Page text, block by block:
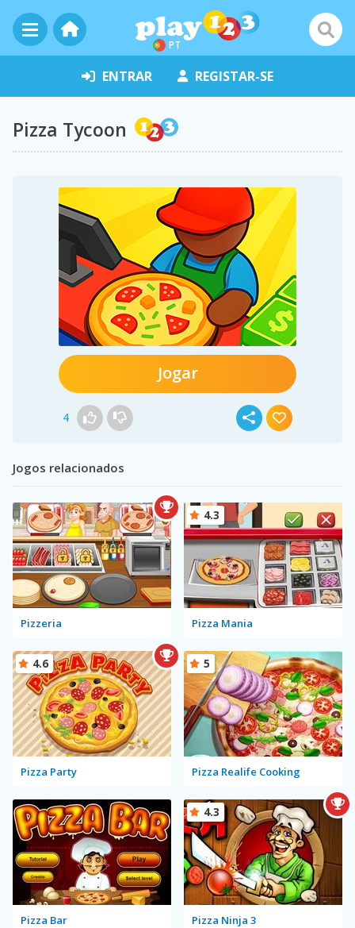
PT
ENTRAR REGISTAR-SE
Pizza Tycoon
Jogar
4
Jogos relacionados
Pizzeria Pizza Mania
4.3
Pizza Party
4.6
Pizza Realife Cooking
5
Pizza Bar Pizza Ninja 3
4.3